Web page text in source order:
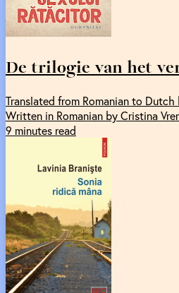
De trilogie van het
Translated from Romanian to
Written in Romanian by Cristina
9 minutes read